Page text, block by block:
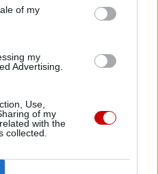
of my
my
Advertising.
Use,
of my
with the
collected.
atomowych
Śnieżnej
w Europie. Anja Tang: